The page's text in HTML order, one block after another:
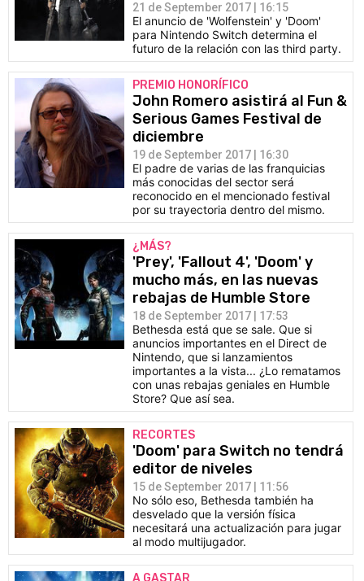
21 de September 2017 | 16:15
El anuncio de 'Wolfenstein' y 'Doom'
para Nintendo Switch determina el
futuro de la relación con las third party.
PREMIO HONORÍFICO
John Romero asistirá al Fun &
Serious Games Festival de
diciembre
19 de September 2017 | 16:30
El padre de varias de las franquicias
más conocidas del sector será
reconocido en el mencionado festival
por su trayectoria dentro del mismo.
¿MÁS?
'Prey', 'Fallout 4', 'Doom' y
mucho más, en las nuevas
rebajas de Humble Store
18 de September 2017 | 17:53
Bethesda está que se sale. Que si
anuncios importantes en el Direct de
Nintendo, que si lanzamientos
importantes a la vista... ¿Lo rematamos
con unas rebajas geniales en Humble
Store? Que así sea.
RECORTES
'Doom' para Switch no tendrá
editor de niveles
15 de September 2017 | 11:56
No sólo eso, Bethesda también ha
desvelado que la versión física
necesitará una actualización para jugar
al modo multijugador.
A GASTAR